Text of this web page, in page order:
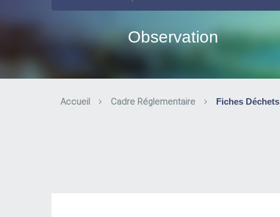
Observation
Accueil Cadre Réglementaire Fiches Déchets